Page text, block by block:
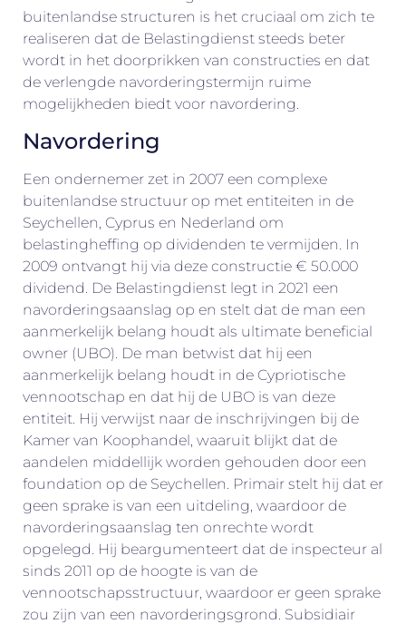
buitenlandse structuren is het cruciaal om zich te
realiseren dat de Belastingdienst steeds beter
wordt in het doorprikken van constructies en dat
de verlengde navorderingstermijn ruime
mogelijkheden biedt voor navordering.
Navordering
Een ondernemer zet in 2007 een complexe
buitenlandse structuur op met entiteiten in de
Seychellen, Cyprus en Nederland om
belastingheffing op dividenden te vermijden. In
2009 ontvangt hij via deze constructie € 50.000
dividend. De Belastingdienst legt in 2021 een
navorderingsaanslag op en stelt dat de man een
aanmerkelijk belang houdt als ultimate beneficial
owner (UBO). De man betwist dat hij een
aanmerkelijk belang houdt in de Cypriotische
vennootschap en dat hij de UBO is van deze
entiteit. Hij verwijst naar de inschrijvingen bij de
Kamer van Koophandel, waaruit blijkt dat de
aandelen middellijk worden gehouden door een
foundation op de Seychellen. Primair stelt hij dat er
geen sprake is van een uitdeling, waardoor de
navorderingsaanslag ten onrechte wordt
opgelegd. Hij beargumenteert dat de inspecteur al
sinds 2011 op de hoogte is van de
vennootschapsstructuur, waardoor er geen sprake
zou zijn van een navorderingsgrond. Subsidiair